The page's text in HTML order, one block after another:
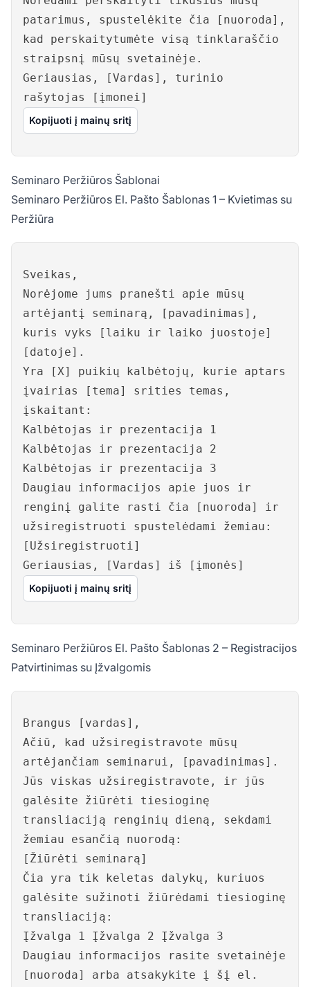
patarimus, spustelėkite čia [nuoroda],
kad perskaitytumėte visą tinklaraščio
straipsnį mūsų svetainėje.
Geriausias, [Vardas], turinio
rašytojas [įmonei]
Kopijuoti į mainų sritį
Seminaro Peržiūros Šablonai
Seminaro Peržiūros El. Pašto Šablonas 1 – Kvietimas su
Peržiūra
Sveikas,
Norėjome jums pranešti apie mūsų
artėjantį seminarą, [pavadinimas],
kuris vyks [laiku ir laiko juostoje]
[datoje].
Yra [X] puikių kalbėtojų, kurie aptars
įvairias [tema] srities temas,
įskaitant:
Kalbėtojas ir prezentacija 1
Kalbėtojas ir prezentacija 2
Kalbėtojas ir prezentacija 3
Daugiau informacijos apie juos ir
renginį galite rasti čia [nuoroda] ir
užsiregistruoti spustelėdami žemiau:
[Užsiregistruoti]
Geriausias, [Vardas] iš [įmonės]
Kopijuoti į mainų sritį
Seminaro Peržiūros El. Pašto Šablonas 2 – Registracijos
Patvirtinimas su Įžvalgomis
Brangus [vardas],
Ačiū, kad užsiregistravote mūsų
artėjančiam seminarui, [pavadinimas].
Jūs viskas užsiregistravote, ir jūs
galėsite žiūrėti tiesioginę
transliaciją renginių dieną, sekdami
žemiau esančią nuorodą:
[Žiūrėti seminarą]
Čia yra tik keletas dalykų, kuriuos
galėsite sužinoti žiūrėdami tiesioginę
transliaciją:
Įžvalga 1 Įžvalga 2 Įžvalga 3
Daugiau informacijos rasite svetainėje
[nuoroda] arba atsakykite į šį el.